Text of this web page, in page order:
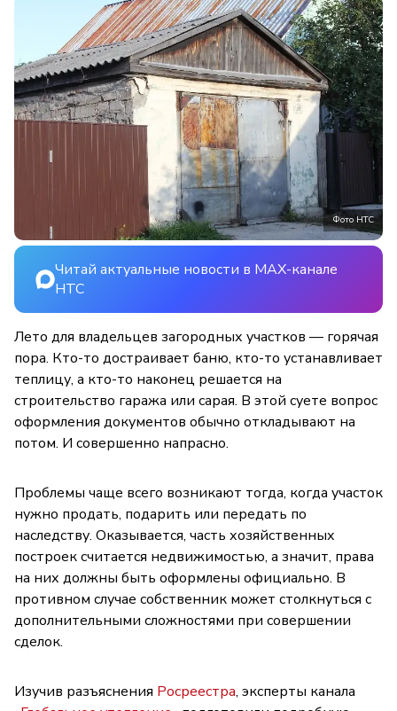
Фото НТС
Читай актуальные новости в MAX-канале
НТС
Лето для владельцев загородных участков — горячая
пора. Кто-то достраивает баню, кто-то устанавливает
теплицу, а кто-то наконец решается на
строительство гаража или сарая. В этой суете вопрос
оформления документов обычно откладывают на
потом. И совершенно напрасно.
Проблемы чаще всего возникают тогда, когда участок
нужно продать, подарить или передать по
наследству. Оказывается, часть хозяйственных
построек считается недвижимостью, а значит, права
на них должны быть оформлены официально. В
противном случае собственник может столкнуться с
дополнительными сложностями при совершении
сделок.
Изучив разъяснения Росреестра, эксперты канала